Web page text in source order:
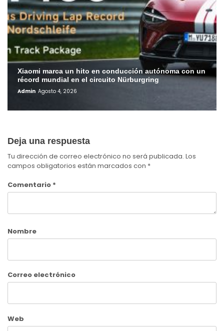
Xiaomi marca un hito en conducción autónoma con un
récord mundial en el circuito Nürburgring
Admin Agosto 4, 2026
Deja una respuesta
Tu dirección de correo electrónico no será publicada. Los
campos obligatorios están marcados con *
Comentario *
Nombre
Correo electrónico
Web